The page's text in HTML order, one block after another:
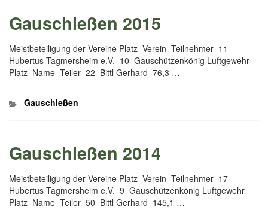
Gauschießen 2015
Meistbeteiligung der Vereine Platz Verein Teilnehmer 11
Hubertus Tagmersheim e.V. 10 Gauschützenkönig Luftgewehr
Platz Name Teiler 22 Bittl Gerhard 76,3 …
Kategorien
Gauschießen
Gauschießen 2014
Meistbeteiligung der Vereine Platz Verein Teilnehmer 17
Hubertus Tagmersheim e.V. 9 Gauschützenkönig Luftgewehr
Platz Name Teiler 50 Bittl Gerhard 145,1 …